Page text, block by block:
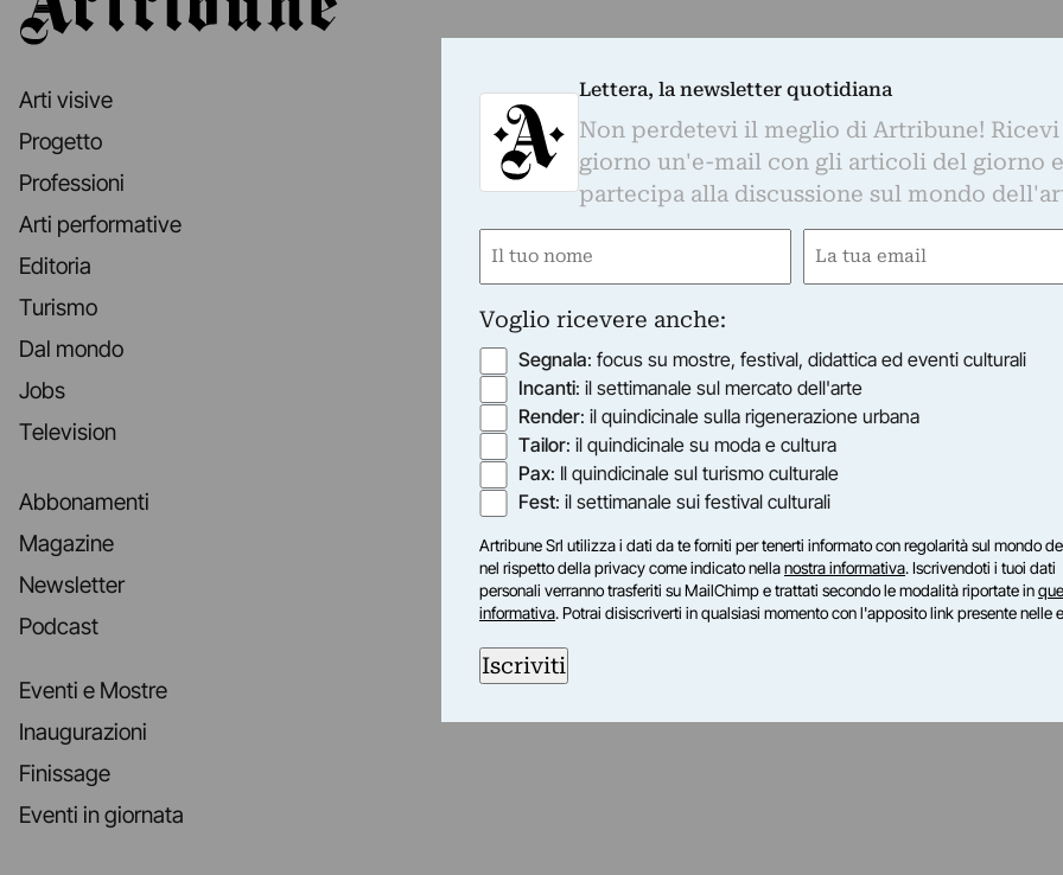
Arti visive
Progetto
Professioni
Arti performative
Editoria
Turismo
Dal mondo
Jobs
Television
Abbonamenti
Magazine
Newsletter
Podcast
Eventi e Mostre
Inaugurazioni
Finissage
Eventi in giornata
Lettera, la newsletter quotidiana
Non perdetevi il meglio di Artribune! Ricevi
giorno un'e-mail con gli articoli del giorno e
partecipa alla discussione sul mondo
Nome
Email
Voglio ricevere anche:
Segnala: focus su mostre, festival, didattica ed eventi culturali
Incanti: il settimanale sul mercato dell'arte
Render: il quindicinale sulla rigenerazione urbana
Tailor: il quindicinale su moda e cultura
Pax: Il quindicinale sul turismo culturale
Fest: il settimanale sui festival culturali
Artribune Srl utilizza i dati da te forniti per tenerti informato con regolarità sul mondo
nel rispetto della privacy come indicato nellanostra informativa. Iscrivendoti i tuoi dati
personali verranno trasferiti su MailChimp e trattati secondo le modalità riportate in
informativa. Potrai disiscriverti in qualsiasi momento con l'apposito link presente nelle
Iscriviti